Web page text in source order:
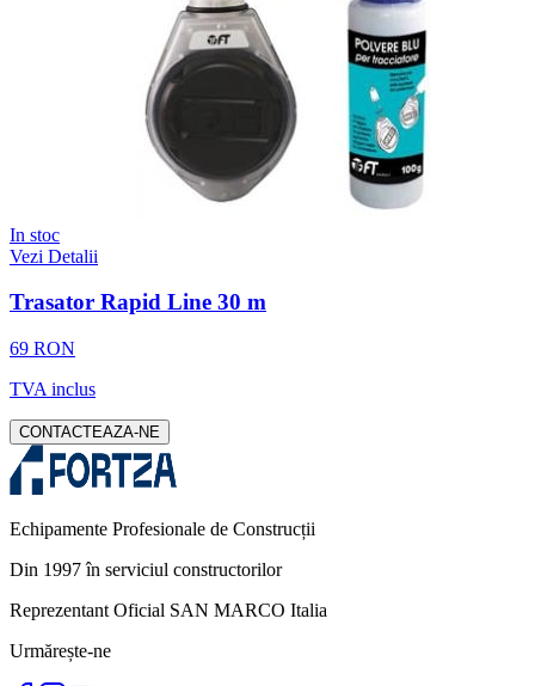
In stoc
Vezi Detalii
Trasator Rapid Line 30 m
69 RON
TVA inclus
CONTACTEAZA-NE
Echipamente Profesionale de Construcții
Din 1997 în serviciul constructorilor
Reprezentant Oficial SAN MARCO Italia
Urmărește-ne